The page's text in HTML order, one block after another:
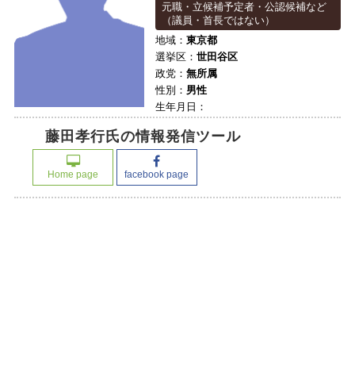
元職・立候補予定者・公認候補など
（議員・首長ではない）
地域： 東京都
選挙区： 世田谷区
政党： 無所属
性別： 男性
生年月日：
藤田孝行氏の情報発信ツール
Home page facebook page